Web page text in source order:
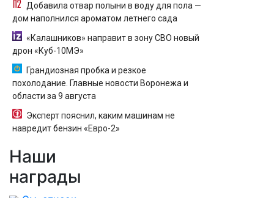
Добавила отвар полыни в воду для пола —
дом наполнился ароматом летнего сада
«Калашников» направит в зону СВО новый
дрон «Куб-10МЭ»
Грандиозная пробка и резкое
похолодание. Главные новости Воронежа и
области за 9 августа
Эксперт пояснил, каким машинам не
навредит бензин «Евро-2»
Наши
награды